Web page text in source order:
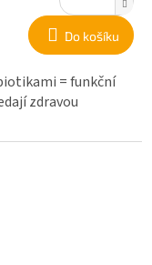
Do košíku
= funkční
zdravou